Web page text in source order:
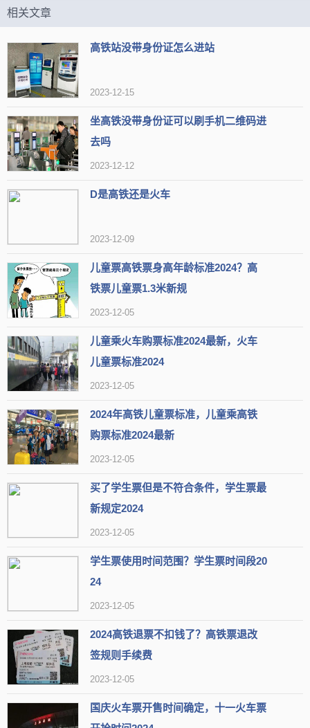
相关文章
高铁站没带身份证怎么进站
2023-12-15
坐高铁没带身份证可以刷手机二维码进
去吗
2023-12-12
D是高铁还是火车
2023-12-09
儿童票高铁票身高年龄标准2024？高
铁票儿童票1.3米新规
2023-12-05
儿童乘火车购票标准2024最新，火车
儿童票标准2024
2023-12-05
2024年高铁儿童票标准，儿童乘高铁
购票标准2024最新
2023-12-05
买了学生票但是不符合条件，学生票最
新规定2024
2023-12-05
学生票使用时间范围？学生票时间段20
24
2023-12-05
2024高铁退票不扣钱了？高铁票退改
签规则手续费
2023-12-05
国庆火车票开售时间确定，十一火车票